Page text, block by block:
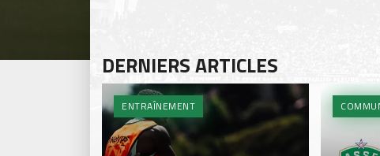
DERNIERS ARTICLES
ENTRAÎNEMENT